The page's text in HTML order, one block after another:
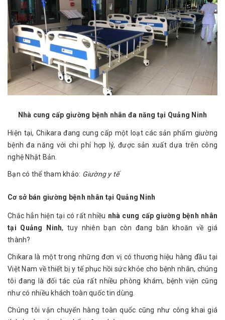
Nhà cung cấp giường bệnh nhân đa năng tại Quảng Ninh
Hiện tại, Chikara đang cung cấp một loạt các sản phẩm giường
bệnh đa năng với chi phí hợp lý, được sản xuất dựa trên công
nghệ Nhật Bản.
Bạn có thể tham khảo: Giường y tế
Cơ sở bán giường bệnh nhân tại Quảng Ninh
Chắc hẳn hiện tại có rất nhiều nhà cung cấp giường bệnh nhân
tại Quảng Ninh, tuy nhiên bạn còn đang băn khoăn về giá
thành?
Chikara là một trong những đơn vị có thương hiệu hàng đầu tại
Việt Nam về thiết bị y tế phục hồi sức khỏe cho bệnh nhân, chúng
tôi đang là đối tác của rất nhiều phòng khám, bệnh viện cũng
như có nhiều khách toàn quốc tin dùng.
Chúng tôi vận chuyển hàng toàn quốc cũng như công khai giá